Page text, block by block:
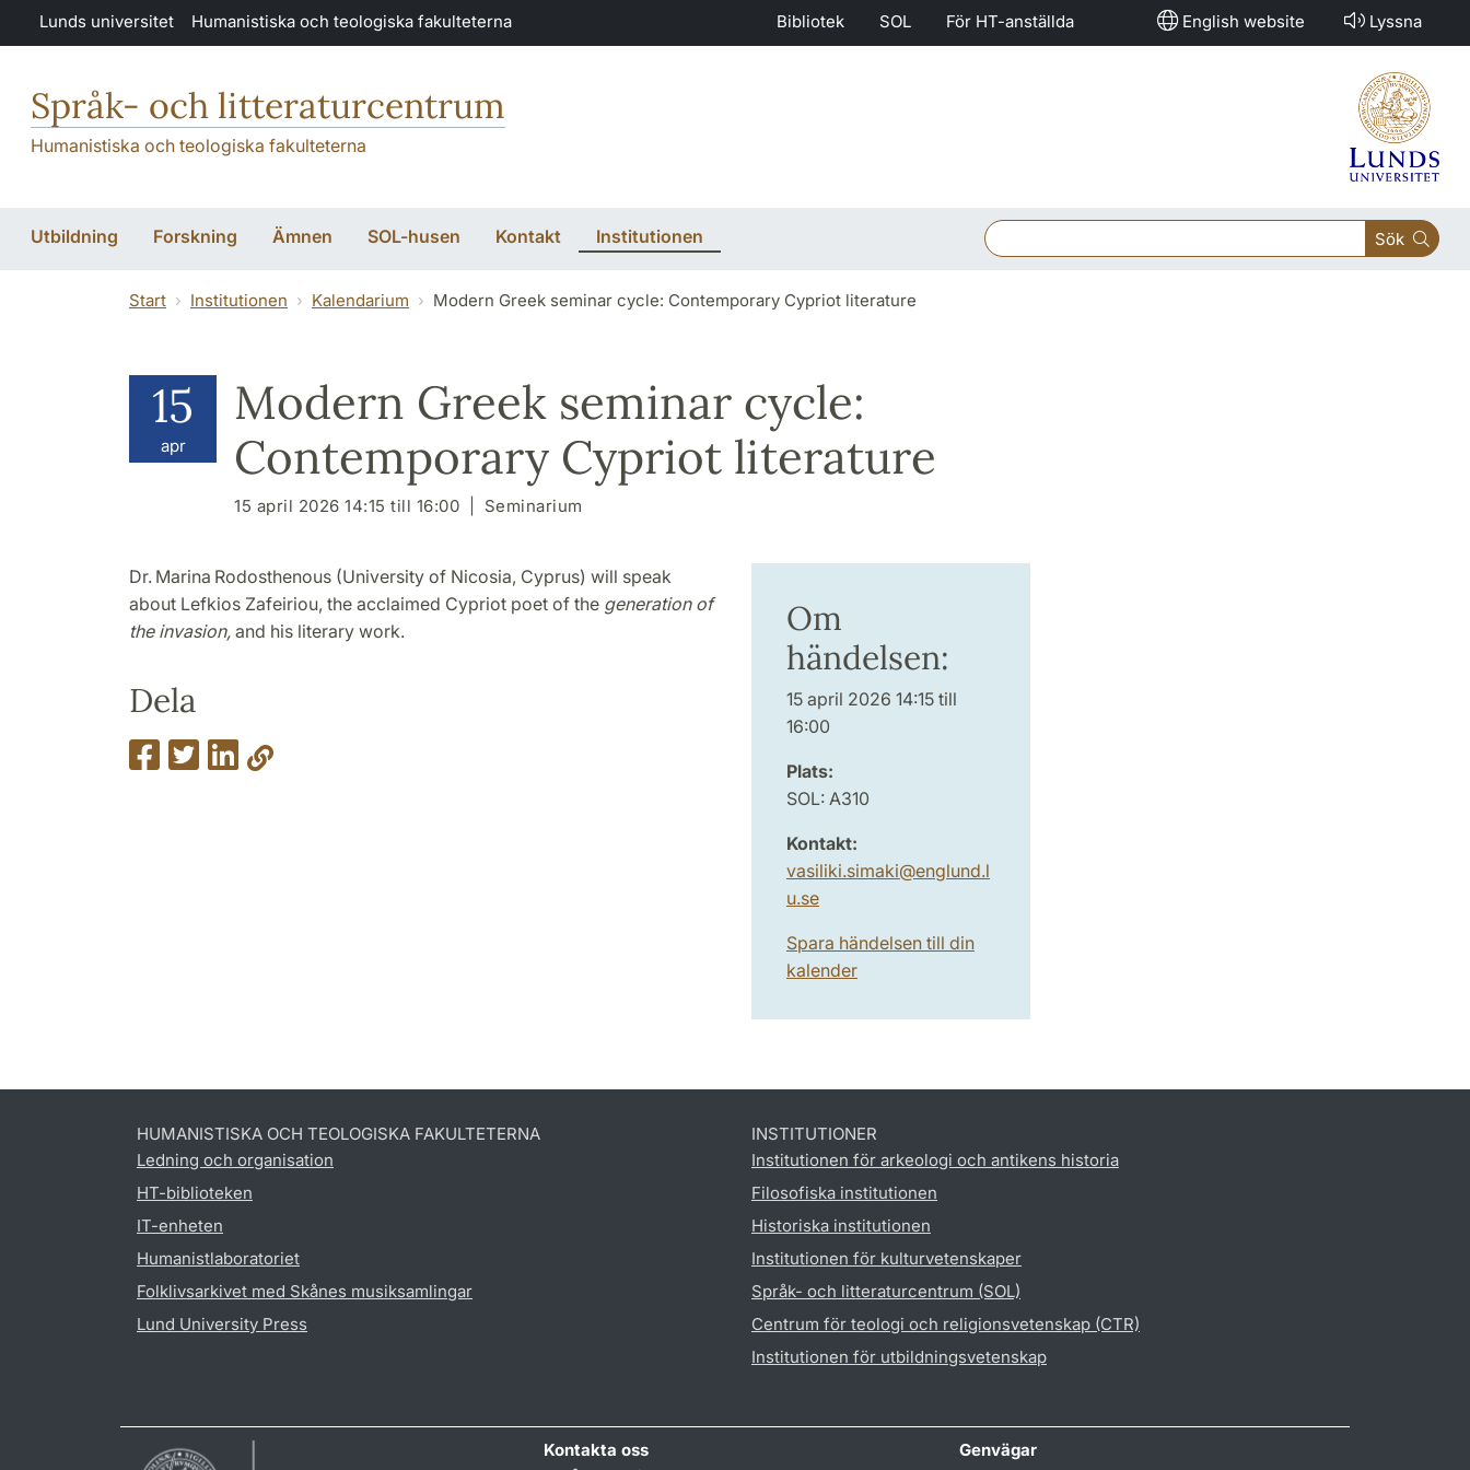
Hoppa till huvudinnehåll
Lunds universitet Humanistiska och teologiska fakulteterna Bibliotek SOL För HT-anställda English website Lyssna
Språk- och litteraturcentrum
Humanistiska och teologiska fakulteterna
Utbildning Forskning Ämnen SOL-husen Kontakt Institutionen Sök
Start Institutionen Kalendarium Modern Greek seminar cycle: Contemporary Cypriot literature
15
apr
Modern Greek seminar cycle:
Contemporary Cypriot literature
15 april 2026 14:15 till 16:00 Seminarium
Dr. Marina Rodosthenous (University of Nicosia, Cyprus) will speak
about Lefkios Zafeiriou, the acclaimed Cypriot poet of the generation of
the invasion, and his literary work.
Dela
Om
händelsen:
15 april 2026 14:15 till
16:00
Plats:
SOL: A310
Kontakt:
vasiliki.simaki@englund.l
u.se
Spara händelsen till din
kalender
HUMANISTISKA OCH TEOLOGISKA FAKULTETERNA
Ledning och organisation
HT-biblioteken
IT-enheten
Humanistlaboratoriet
Folklivsarkivet med Skånes musiksamlingar
Lund University Press
INSTITUTIONER
Institutionen för arkeologi och antikens historia
Filosofiska institutionen
Historiska institutionen
Institutionen för kulturvetenskaper
Språk- och litteraturcentrum (SOL)
Centrum för teologi och religionsvetenskap (CTR)
Institutionen för utbildningsvetenskap
Kontakta oss
Genvägar